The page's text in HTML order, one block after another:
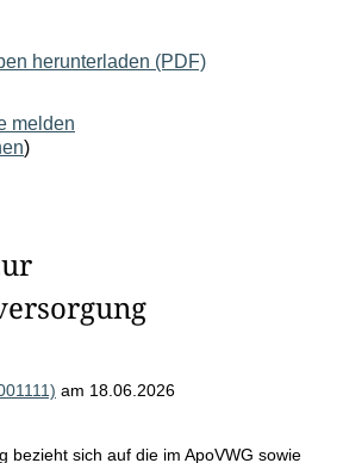
herunterladen (PDF)
melden
)
am 18.06.2026
bezieht sich auf die im ApoVWG sowie